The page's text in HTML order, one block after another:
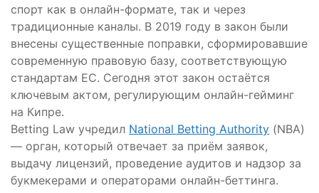
спорт как в онлайн-формате, так и через
традиционные каналы. В 2019 году в закон были
внесены существенные поправки, сформировавшие
современную правовую базу, соответствующую
стандартам ЕС. Сегодня этот закон остаётся
ключевым актом, регулирующим онлайн-гейминг
на Кипре.
Betting Law учредил National Betting Authority (NBA)
— орган, который отвечает за приём заявок,
выдачу лицензий, проведение аудитов и надзор за
букмекерами и операторами онлайн-беттинга.